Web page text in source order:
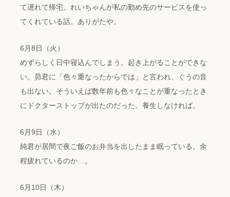
て遅れて帰宅。れいちゃんが私の勤め先のサービスを使っ
てくれている話。ありがたや。
6月8日（火）
めずらしく日中寝込んでしまう。起き上がることができな
い。昴君に「色々重なったからでは」と言われ、ぐうの音
も出ない。そういえば数年前も色々なことが重なったとき
にドクターストップが出たのだった。養生しなければ。
6月9日（水）
純君が居間で夜ご飯のお弁当を出したまま眠っている。余
程疲れているのか…。
6月10日（木）